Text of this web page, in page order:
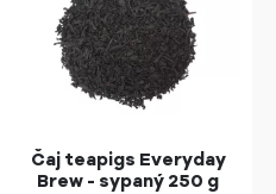
Čaj teapigs Everyday
Brew - sypaný 250 g